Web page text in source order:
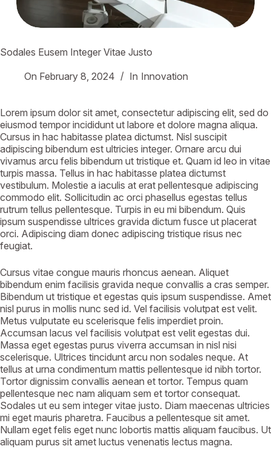
Sodales Eusem Integer Vitae Justo
On February 8, 2024 In Innovation
Lorem ipsum dolor sit amet, consectetur adipiscing elit, sed do
eiusmod tempor incididunt ut labore et dolore magna aliqua.
Cursus in hac habitasse platea dictumst. Nisl suscipit
adipiscing bibendum est ultricies integer. Ornare arcu dui
vivamus arcu felis bibendum ut tristique et. Quam id leo in vitae
turpis massa. Tellus in hac habitasse platea dictumst
vestibulum. Molestie a iaculis at erat pellentesque adipiscing
commodo elit. Sollicitudin ac orci phasellus egestas tellus
rutrum tellus pellentesque. Turpis in eu mi bibendum. Quis
ipsum suspendisse ultrices gravida dictum fusce ut placerat
orci. Adipiscing diam donec adipiscing tristique risus nec
feugiat.
Cursus vitae congue mauris rhoncus aenean. Aliquet
bibendum enim facilisis gravida neque convallis a cras semper.
Bibendum ut tristique et egestas quis ipsum suspendisse. Amet
nisl purus in mollis nunc sed id. Vel facilisis volutpat est velit.
Metus vulputate eu scelerisque felis imperdiet proin.
Accumsan lacus vel facilisis volutpat est velit egestas dui.
Massa eget egestas purus viverra accumsan in nisl nisi
scelerisque. Ultrices tincidunt arcu non sodales neque. At
tellus at urna condimentum mattis pellentesque id nibh tortor.
Tortor dignissim convallis aenean et tortor. Tempus quam
pellentesque nec nam aliquam sem et tortor consequat.
Sodales ut eu sem integer vitae justo. Diam maecenas ultricies
mi eget mauris pharetra. Faucibus a pellentesque sit amet.
Nullam eget felis eget nunc lobortis mattis aliquam faucibus. Ut
aliquam purus sit amet luctus venenatis lectus magna.